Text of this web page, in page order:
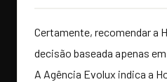
Certamente, recomendar a
decisão baseada apenas
A Agência Evolux indica a